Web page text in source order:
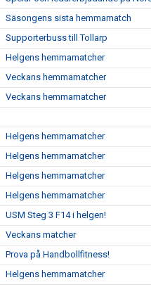
Säsongens sista hemmamatch
Supporterbuss till Tollarp
Helgens hemmamatcher
Veckans hemmamatcher
Veckans hemmamatcher
Helgens hemmamatcher
Helgens hemmamatcher
Helgens hemmamatcher
Helgens hemmamatcher
USM Steg 3 F14 i helgen!
Veckans matcher
Prova på Handbollfitness!
Helgens hemmamatcher